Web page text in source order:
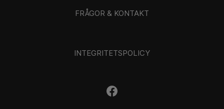
FRÅGOR & KONTAKT
INTEGRITETSPOLICY